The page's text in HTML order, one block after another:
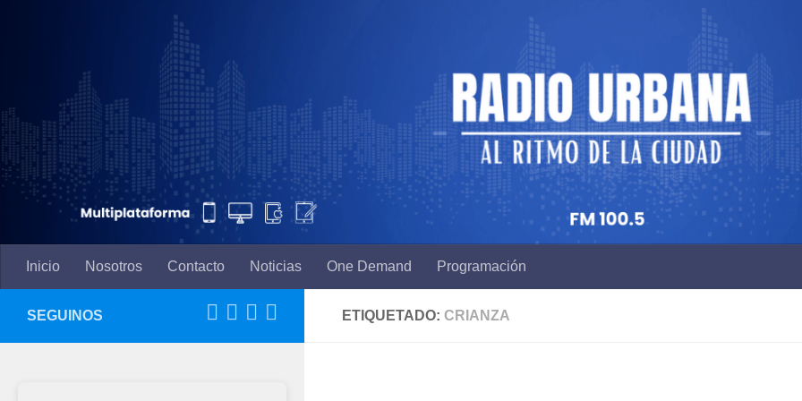
Inicio Nosotros Contacto Noticias One Demand Programación
ETIQUETADO: CRIANZA
SEGUINOS